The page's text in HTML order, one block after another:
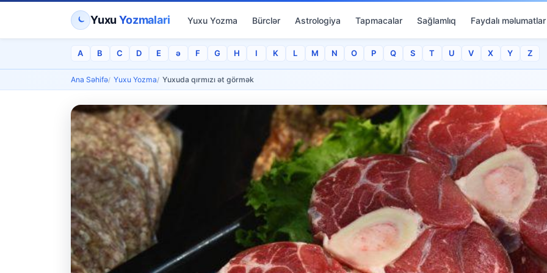
YuxuYozmalari Yuxu Yozma Bürclər Astrologiya Tapmacalar Sağlamlıq Faydalı məlumatlar
A B C D E ə F G H I K L M N O P Q S T U V X Y Z
Ana Səhifə Yuxu Yozma Yuxuda qırmızı ət görmək